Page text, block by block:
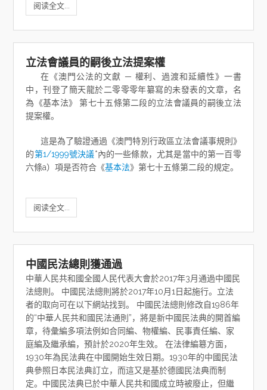
阅读全文...
立法會議員的嗣後立法提案權
在《澳門公法的文獻 － 權利、過渡和延續性》一書
中，刊登了簡天龍於二零零零年纂寫的未發表的文章，名
為《基本法》 第七十五條第二段的立法會議員的嗣後立法
提案權。
這是為了驗證通過《澳門特別行政區立法會議事規則》
的第1/1999號決議*內的一些條款，尤其是當中的第一百零
六條a）項是否符合《基本法》第七十五條第二段的規定。
阅读全文...
中國民法總則獲通過
中華人民共和國全國人民代表大會於2017年3月通過中國民
法總則。 中國民法總則將於2017年10月1日起施行。立法
者的取向可在以下網站找到。 中國民法總則修改自1986年
的“中華人民共和國民法通則”，將是新中國民法典的開首編
章，待彙編多項法例如合同編、物權編、民事責任編、家
庭編及繼承編，預計於2020年生效。 在法律編簒方面，
1930年為民法典在中國開始生效日期。1930年的中國民法
典參照日本民法典訂立，而這又是基於德國民法典而制
定。中國民法典已於中華人民共和國成立時被廢止，但繼